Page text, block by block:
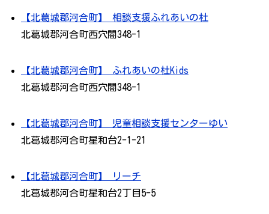
【北葛城郡河合町】 相談支援ふれあいの杜
北葛城郡河合町西穴闇348-1
【北葛城郡河合町】 ふれあいの杜Kids
北葛城郡河合町西穴闇348-1
【北葛城郡河合町】 児童相談支援センターゆい
北葛城郡河合町星和台2-1-21
【北葛城郡河合町】 リーチ
北葛城郡河合町星和台2丁目5-5